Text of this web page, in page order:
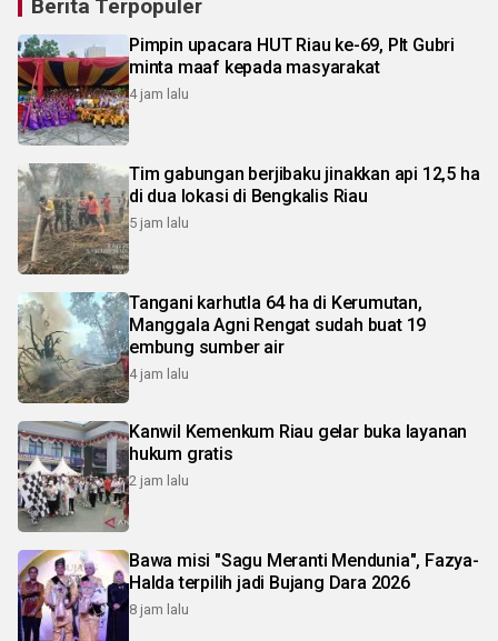
Berita Terpopuler
Pimpin upacara HUT Riau ke-69, Plt Gubri
minta maaf kepada masyarakat
4 jam lalu
Tim gabungan berjibaku jinakkan api 12,5 ha
di dua lokasi di Bengkalis Riau
5 jam lalu
Tangani karhutla 64 ha di Kerumutan,
Manggala Agni Rengat sudah buat 19
embung sumber air
4 jam lalu
Kanwil Kemenkum Riau gelar buka layanan
hukum gratis
2 jam lalu
Bawa misi "Sagu Meranti Mendunia", Fazya-
Halda terpilih jadi Bujang Dara 2026
8 jam lalu